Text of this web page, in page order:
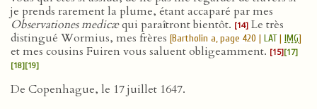
je prends rarement la plume, étant accaparé par mes
Observationes medicæqui paraîtront bientôt. [14] Le très
distingué Wormius, mes frères [Bartholin a, page 420 | LAT| IMG]
et mes cousins Fuiren vous saluent obligeamment. [15][17]
[18][19]
De Copenhague, le 17 juillet 1647.